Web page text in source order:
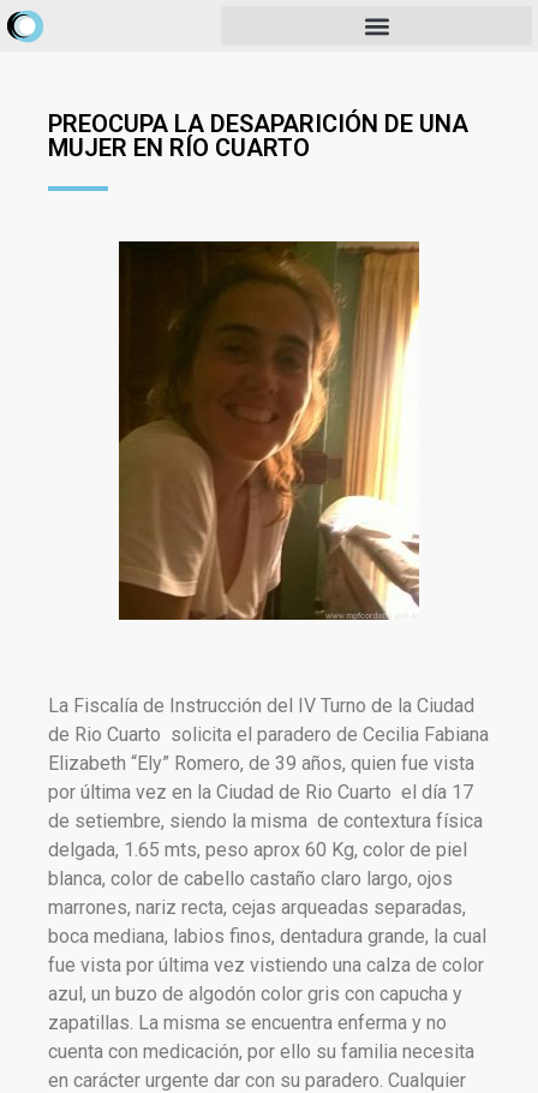
PREOCUPA LA DESAPARICIÓN DE UNA
MUJER EN RÍO CUARTO
La Fiscalía de Instrucción del IV Turno de la Ciudad
de Rio Cuarto solicita el paradero de Cecilia Fabiana
Elizabeth “Ely” Romero, de 39 años, quien fue vista
por última vez en la Ciudad de Rio Cuarto el día 17
de setiembre, siendo la misma de contextura física
delgada, 1.65 mts, peso aprox 60 Kg, color de piel
blanca, color de cabello castaño claro largo, ojos
marrones, nariz recta, cejas arqueadas separadas,
boca mediana, labios finos, dentadura grande, la cual
fue vista por última vez vistiendo una calza de color
azul, un buzo de algodón color gris con capucha y
zapatillas. La misma se encuentra enferma y no
cuenta con medicación, por ello su familia necesita
en carácter urgente dar con su paradero. Cualquier